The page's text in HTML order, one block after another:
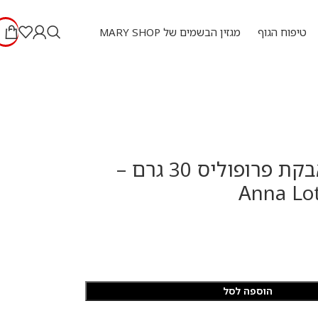
טיפוח הגוף מגזין הבשמים של MARY SHOP
אנה לוטן אבקת פרופוליס 30 גרם –
Anna
הוספה לסל